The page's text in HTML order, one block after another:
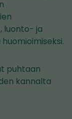
luonto- ja
puhtaan
kannalta